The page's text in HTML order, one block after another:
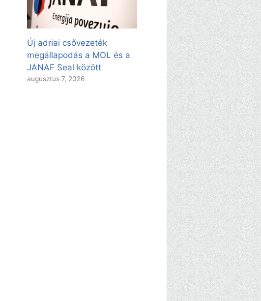
Új adriai csővezeték
megállapodás a MOL és a
JANAF Seal között
augusztus 7, 2026